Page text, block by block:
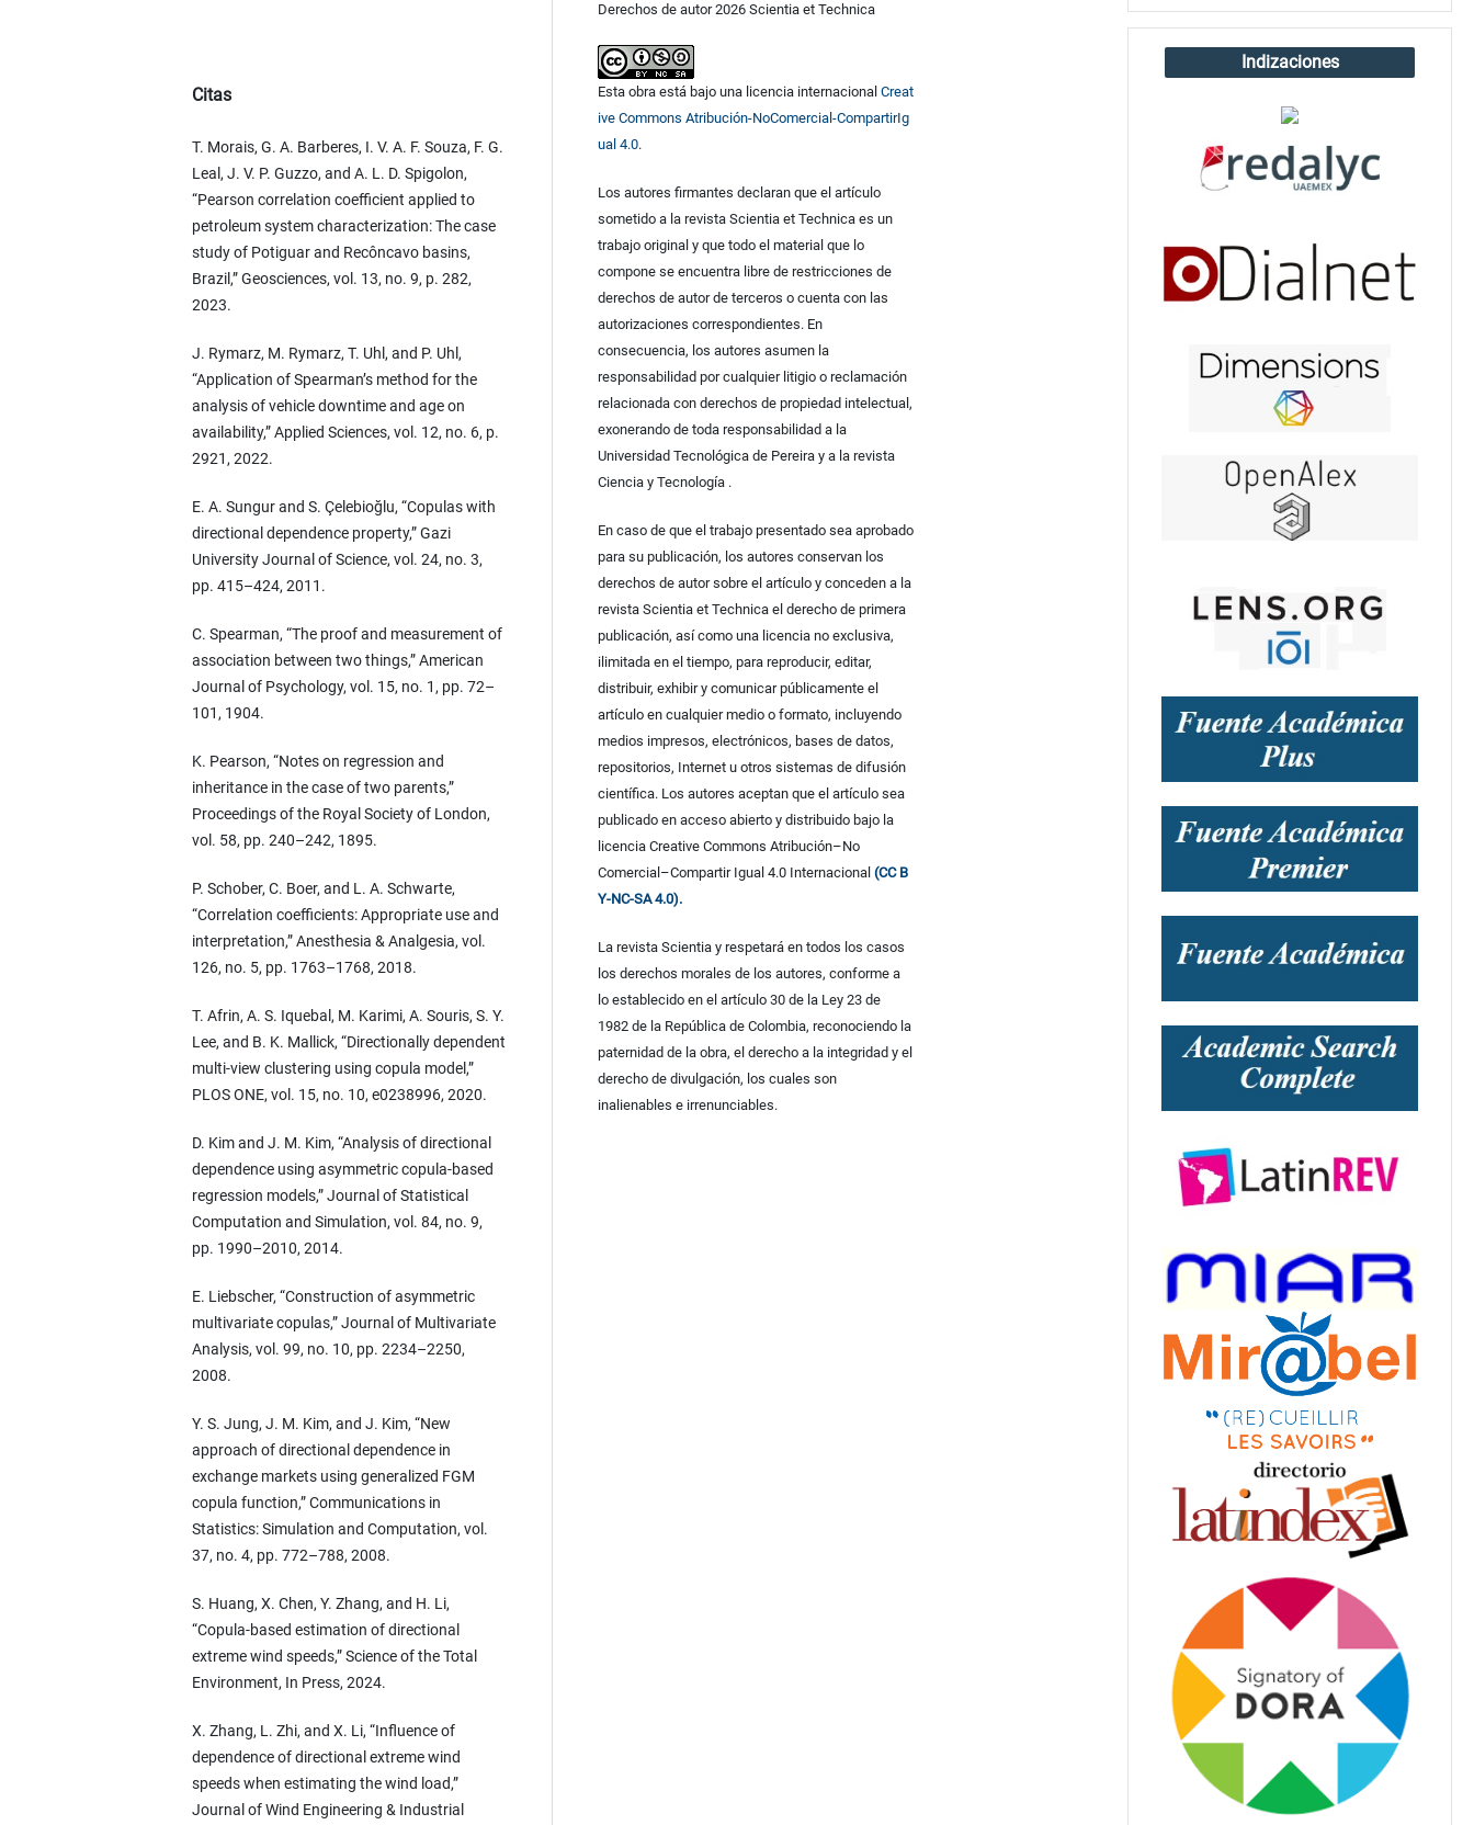
Citas
T. Morais, G. A. Barberes, I. V. A. F. Souza, F. G.
Leal, J. V. P. Guzzo, and A. L. D. Spigolon,
“Pearson correlation coefficient applied to
petroleum system characterization: The case
study of Potiguar and Recôncavo basins,
Brazil,” Geosciences, vol. 13, no. 9, p. 282,
2023.
J. Rymarz, M. Rymarz, T. Uhl, and P. Uhl,
“Application of Spearman’s method for the
analysis of vehicle downtime and age on
availability,” Applied Sciences, vol. 12, no. 6, p.
2921, 2022.
E. A. Sungur and S. Çelebioğlu, “Copulas with
directional dependence property,” Gazi
University Journal of Science, vol. 24, no. 3,
pp. 415–424, 2011.
C. Spearman, “The proof and measurement of
association between two things,” American
Journal of Psychology, vol. 15, no. 1, pp. 72–
101, 1904.
K. Pearson, “Notes on regression and
inheritance in the case of two parents,”
Proceedings of the Royal Society of London,
vol. 58, pp. 240–242, 1895.
P. Schober, C. Boer, and L. A. Schwarte,
“Correlation coefficients: Appropriate use and
interpretation,” Anesthesia & Analgesia, vol.
126, no. 5, pp. 1763–1768, 2018.
T. Afrin, A. S. Iquebal, M. Karimi, A. Souris, S. Y.
Lee, and B. K. Mallick, “Directionally dependent
multi-view clustering using copula model,”
PLOS ONE, vol. 15, no. 10, e0238996, 2020.
D. Kim and J. M. Kim, “Analysis of directional
dependence using asymmetric copula-based
regression models,” Journal of Statistical
Computation and Simulation, vol. 84, no. 9,
pp. 1990–2010, 2014.
E. Liebscher, “Construction of asymmetric
multivariate copulas,” Journal of Multivariate
Analysis, vol. 99, no. 10, pp. 2234–2250,
2008.
Y. S. Jung, J. M. Kim, and J. Kim, “New
approach of directional dependence in
exchange markets using generalized FGM
copula function,” Communications in
Statistics: Simulation and Computation, vol.
37, no. 4, pp. 772–788, 2008.
S. Huang, X. Chen, Y. Zhang, and H. Li,
“Copula-based estimation of directional
extreme wind speeds,” Science of the Total
Environment, In Press, 2024.
X. Zhang, L. Zhi, and X. Li, “Influence of
dependence of directional extreme wind
speeds when estimating the wind load,”
Journal of Wind Engineering & Industrial
Derechos de autor 2026 Scientia et Technica
Esta obra está bajo una licencia internacional Creat
ive Commons Atribución-NoComercial-CompartirIg
ual 4.0.
Los autores firmantes declaran que el artículo
sometido a la revista Scientia et Technica es un
trabajo original y que todo el material que lo
compone se encuentra libre de restricciones de
derechos de autor de terceros o cuenta con las
autorizaciones correspondientes. En
consecuencia, los autores asumen la
responsabilidad por cualquier litigio o reclamación
relacionada con derechos de propiedad intelectual,
exonerando de toda responsabilidad a la
Universidad Tecnológica de Pereira y a la revista
Ciencia y Tecnología .
En caso de que el trabajo presentado sea aprobado
para su publicación, los autores conservan los
derechos de autor sobre el artículo y conceden a la
revista Scientia et Technica el derecho de primera
publicación, así como una licencia no exclusiva,
ilimitada en el tiempo, para reproducir, editar,
distribuir, exhibir y comunicar públicamente el
artículo en cualquier medio o formato, incluyendo
medios impresos, electrónicos, bases de datos,
repositorios, Internet u otros sistemas de difusión
científica. Los autores aceptan que el artículo sea
publicado en acceso abierto y distribuido bajo la
licencia Creative Commons Atribución–No
Comercial–Compartir Igual 4.0 Internacional (CC B
Y-NC-SA 4.0).
La revista Scientia y respetará en todos los casos
los derechos morales de los autores, conforme a
lo establecido en el artículo 30 de la Ley 23 de
1982 de la República de Colombia, reconociendo la
paternidad de la obra, el derecho a la integridad y el
derecho de divulgación, los cuales son
inalienables e irrenunciables.
Indizaciones